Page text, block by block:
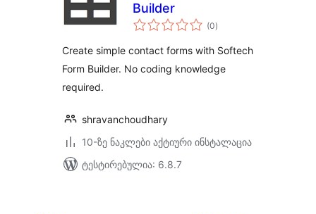
Builder
(0საერთო
რეიტინგი
)
Create simple contact forms with Softech
Form Builder. No coding knowledge
required.
shravanchoudhary
10-ზე ნაკლები აქტიური ინსტალაცია
ტესტირებულია: 6.8.7